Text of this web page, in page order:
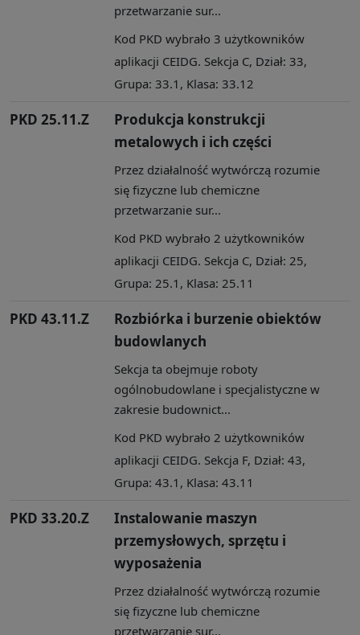
przetwarzanie sur...
Kod PKD wybrało 3 użytkowników
aplikacji CEIDG. Sekcja C, Dział: 33,
Grupa: 33.1, Klasa: 33.12
PKD 25.11.Z
Produkcja konstrukcji
metalowych i ich części
Przez działalność wytwórczą rozumie
się fizyczne lub chemiczne
przetwarzanie sur...
Kod PKD wybrało 2 użytkowników
aplikacji CEIDG. Sekcja C, Dział: 25,
Grupa: 25.1, Klasa: 25.11
PKD 43.11.Z
Rozbiórka i burzenie obiektów
budowlanych
Sekcja ta obejmuje roboty
ogólnobudowlane i specjalistyczne w
zakresie budownict...
Kod PKD wybrało 2 użytkowników
aplikacji CEIDG. Sekcja F, Dział: 43,
Grupa: 43.1, Klasa: 43.11
PKD 33.20.Z
Instalowanie maszyn
przemysłowych, sprzętu i
wyposażenia
Przez działalność wytwórczą rozumie
się fizyczne lub chemiczne
przetwarzanie sur...